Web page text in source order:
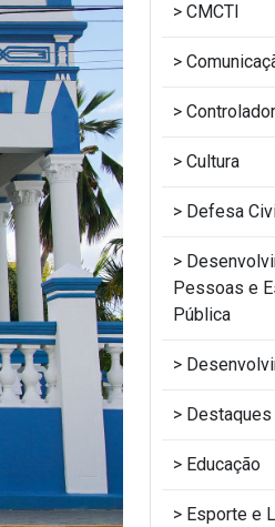
CMCTI
Cultura
Defesa
Pessoas e
Pública
Destaques
Educação
Esporte e